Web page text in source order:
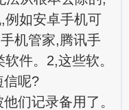
例如安卓手机可
机管家,腾讯手
件。2,这些软。
呢?
们记录备用了。